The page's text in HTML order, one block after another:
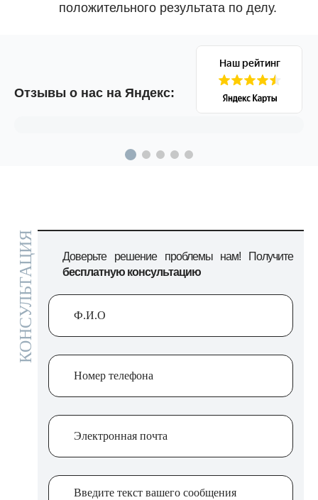
положительного результата по делу.
Отзывы о нас на Яндекс:
КОНСУЛЬТАЦИЯ
Доверьте решение проблемы нам! Получите
бесплатную консультацию